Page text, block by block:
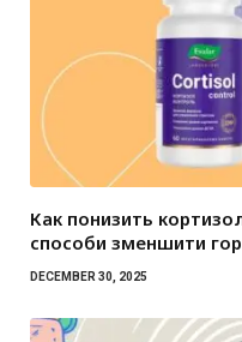
Как понизить
способи зменшити
DECEMBER 30, 2025